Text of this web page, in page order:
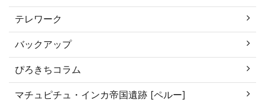
テレワーク
バックアップ
ぴろきちコラム
マチュピチュ・インカ帝国遺跡 [ペルー]